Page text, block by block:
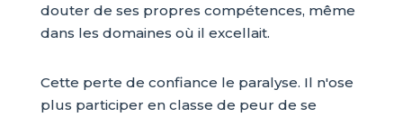
douter de ses propres compétences, même
dans les domaines où il excellait.
Cette perte de confiance le paralyse. Il n'ose
plus participer en classe de peur de se